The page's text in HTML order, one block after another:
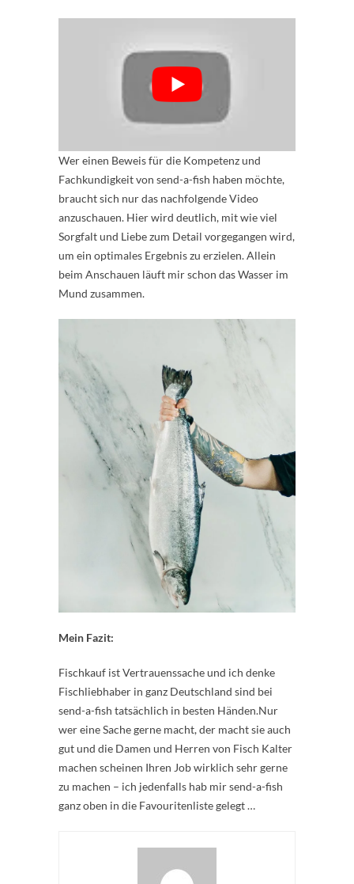
Wer einen Beweis für die Kompetenz und
Fachkundigkeit von send-a-fish haben möchte,
braucht sich nur das nachfolgende Video
anzuschauen. Hier wird deutlich, mit wie viel
Sorgfalt und Liebe zum Detail vorgegangen wird,
um ein optimales Ergebnis zu erzielen. Allein
beim Anschauen läuft mir schon das Wasser im
Mund zusammen.
Mein Fazit:
Fischkauf ist Vertrauenssache und ich denke
Fischliebhaber in ganz Deutschland sind bei
send-a-fish tatsächlich in besten Händen.Nur
wer eine Sache gerne macht, der macht sie auch
gut und die Damen und Herren von Fisch Kalter
machen scheinen Ihren Job wirklich sehr gerne
zu machen – ich jedenfalls hab mir send-a-fish
ganz oben in die Favouritenliste gelegt …